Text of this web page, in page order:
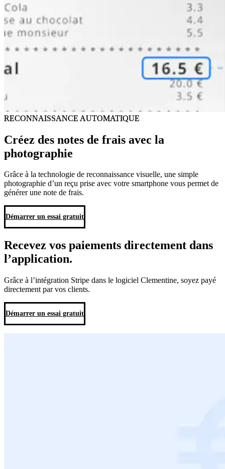
RECONNAISSANCE AUTOMATIQUE
Créez des notes de frais avec la
photographie
Grâce à la technologie de reconnaissance visuelle, une simple
photographie d’un reçu prise avec votre smartphone vous permet de
générer une note de frais.
Démarrer un essai gratuit
Recevez vos paiements directement dans
l’application.
Grâce à l’intégration Stripe dans le logiciel Clementine, soyez payé
directement par vos clients.
Démarrer un essai gratuit